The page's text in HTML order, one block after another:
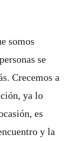
somos
se
Crecemos a
ya lo
es
y la